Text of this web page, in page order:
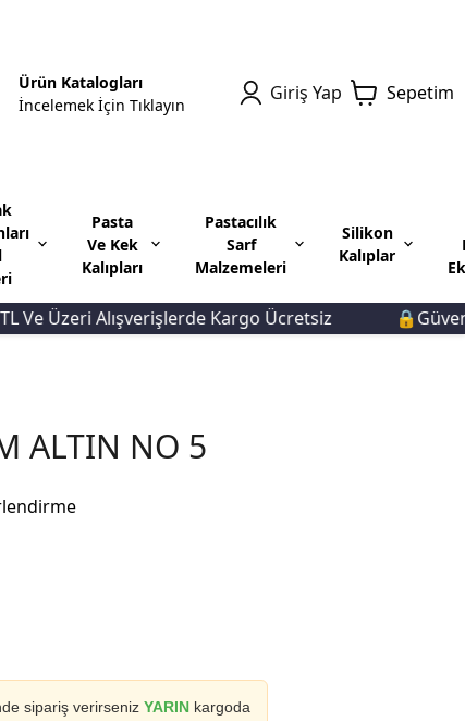
Ürün Katalogları
İncelemek İçin Tıklayın
Giriş Yap Sepetim
Pasta
Ve Kek
Kalıpları
Pastacılık
Sarf
Malzemeleri
Silikon
Kalıplar
Üzeri Alışverişlerde Kargo Ücretsiz 🔒Güvenli
ALTIN NO 5
sipariş verirsenizYARIN kargoda